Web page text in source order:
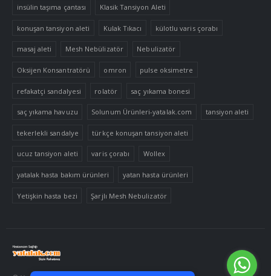
7/24 Canlı Destek
insülin taşıma çantası Klasik Tansiyon Aleti
konuşan tansiyon aleti Kulak Tıkacı külotlu varis çorabı
masaj aleti Mesh Nebülizatör Nebulizatör
Oksijen Konsantratörü omron pulse oksimetre
refakatçi sandalyesi rolatör saç yıkama bonesi
saç yıkama havuzu Solunum Ürünleri-yatalak.com tansiyon aleti
tekerlekli sandalye türkçe konuşan tansiyon aleti
ucuz tansiyon aleti varis çorabı Wollex
yatalak hasta bakım ürünleri yatan hasta ürünleri
Yetişkin hasta bezi Şarjlı Mesh Nebulizatör